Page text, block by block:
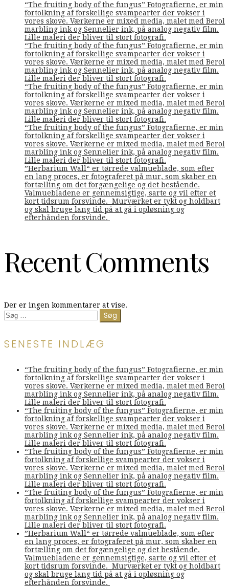
“The fruiting body of the fungus” Fotografierne, er min
fortolkning af forskellige svampearter der vokser i
vores skove. Værkerne er mixed media, malet med Berol
marbling ink og Sennelier ink, på analog negativ film.
Lille maleri der bliver til stort fotografi.
“The fruiting body of the fungus” Fotografierne, er min
fortolkning af forskellige svampearter der vokser i
vores skove. Værkerne er mixed media, malet med Berol
marbling ink og Sennelier ink, på analog negativ film.
Lille maleri der bliver til stort fotografi.
“The fruiting body of the fungus” Fotografierne, er min
fortolkning af forskellige svampearter der vokser i
vores skove. Værkerne er mixed media, malet med Berol
marbling ink og Sennelier ink, på analog negativ film.
Lille maleri der bliver til stort fotografi.
“The fruiting body of the fungus” Fotografierne, er min
fortolkning af forskellige svampearter der vokser i
vores skove. Værkerne er mixed media, malet med Berol
marbling ink og Sennelier ink, på analog negativ film.
Lille maleri der bliver til stort fotografi.
”Herbarium Wall“ er tørrede valmueblade, som efter
en lang proces, er fotograferet på mur, som skaber en
fortælling om det forgængelige og det bestående.
Valmuebladene er gennemsigtige, sarte og vil efter et
kort tidsrum forsvinde. Murværket er tykt og holdbart
og skal bruge lang tid på at gå i opløsning og
efterhånden forsvinde.
Recent Comments
Der er ingen kommentarer at vise.
Søg
efter:
SENESTE INDLÆG
“The fruiting body of the fungus” Fotografierne, er min
fortolkning af forskellige svampearter der vokser i
vores skove. Værkerne er mixed media, malet med Berol
marbling ink og Sennelier ink, på analog negativ film.
Lille maleri der bliver til stort fotografi.
“The fruiting body of the fungus” Fotografierne, er min
fortolkning af forskellige svampearter der vokser i
vores skove. Værkerne er mixed media, malet med Berol
marbling ink og Sennelier ink, på analog negativ film.
Lille maleri der bliver til stort fotografi.
“The fruiting body of the fungus” Fotografierne, er min
fortolkning af forskellige svampearter der vokser i
vores skove. Værkerne er mixed media, malet med Berol
marbling ink og Sennelier ink, på analog negativ film.
Lille maleri der bliver til stort fotografi.
“The fruiting body of the fungus” Fotografierne, er min
fortolkning af forskellige svampearter der vokser i
vores skove. Værkerne er mixed media, malet med Berol
marbling ink og Sennelier ink, på analog negativ film.
Lille maleri der bliver til stort fotografi.
”Herbarium Wall“ er tørrede valmueblade, som efter
en lang proces, er fotograferet på mur, som skaber en
fortælling om det forgængelige og det bestående.
Valmuebladene er gennemsigtige, sarte og vil efter et
kort tidsrum forsvinde. Murværket er tykt og holdbart
og skal bruge lang tid på at gå i opløsning og
efterhånden forsvinde.